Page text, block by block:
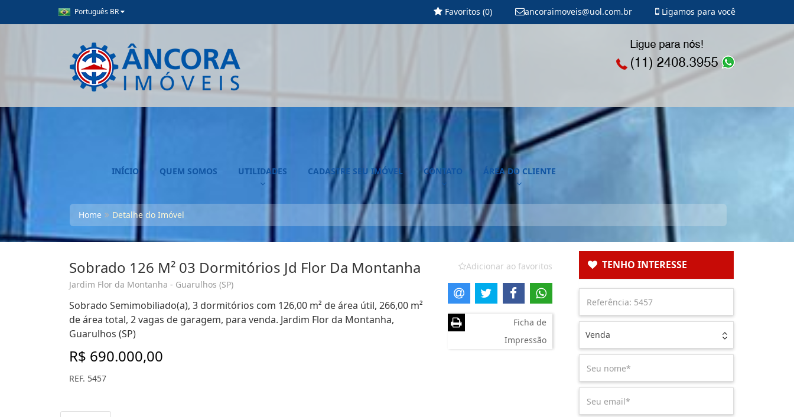
Português BR Ligamos para você
ancoraimoveis@uol.com.br
Favoritos (0)
INÍCIO QUEM SOMOS UTILIDADES CADASTRE SEU IMÓVEL CONTATO ÁREA DO CLIENTE
Home Detalhe do Imóvel
Sobrado 126 M² 03 Dormitórios Jd Flor Da Montanha
Jardim Flor da Montanha - Guarulhos (SP)
Sobrado Semimobiliado(a), 3 dormitórios com 126,00 m² de área útil, 266,00 m²
de área total, 2 vagas de garagem, para venda. Jardim Flor da Montanha,
Guarulhos (SP)
R$ 690.000,00
REF. 5457
Adicionar ao favoritos
Ficha de
Impressão
TENHO INTERESSE
Venda